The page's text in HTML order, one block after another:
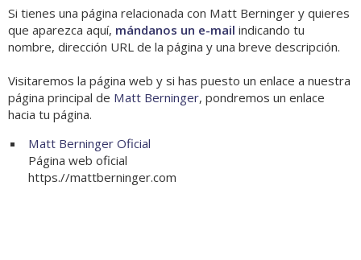
Si tienes una página relacionada con Matt Berninger y quieres
que aparezca aquí, mándanos un e-mail indicando tu
nombre, dirección URL de la página y una breve descripción.
Visitaremos la página web y si has puesto un enlace a nuestra
página principal de Matt Berninger, pondremos un enlace
hacia tu página.
Matt Berninger Oficial
Página web oficial
https.//mattberninger.com